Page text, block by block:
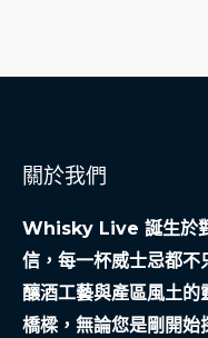
關於我們
Whisky Live 誕生於
信，每一杯威士忌都不
釀酒工藝與產區風土
橋樑，無論您是剛開始